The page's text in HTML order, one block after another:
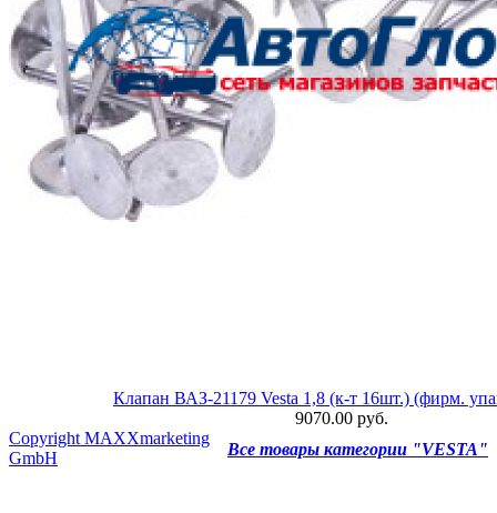
Клапан ВАЗ-21179 Vesta 1,8 (к-т 16шт.) (фирм.
9070.00 руб.
Все товары категории "VESTA"
Copyright MAXXmarketing
GmbH